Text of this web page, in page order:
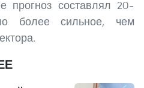
прогноз составлял 20–
более сильное, чем